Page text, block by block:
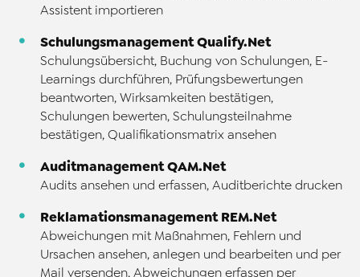
Assistent importieren
Schulungsmanagement Qualify.Net
Schulungsübersicht, Buchung von Schulungen, E-
Learnings durchführen, Prüfungsbewertungen
beantworten, Wirksamkeiten bestätigen,
Schulungen bewerten, Schulungsteilnahme
bestätigen, Qualifikationsmatrix ansehen
Auditmanagement QAM.Net
Audits ansehen und erfassen, Auditberichte drucken
Reklamationsmanagement REM.Net
Abweichungen mit Maßnahmen, Fehlern und
Ursachen ansehen, anlegen und bearbeiten und per
Mail versenden, Abweichungen erfassen per